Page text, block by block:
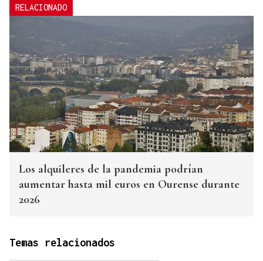
RELACIONADO
Los alquileres de la pandemia podrían
aumentar hasta mil euros en Ourense durante
2026
Temas relacionados